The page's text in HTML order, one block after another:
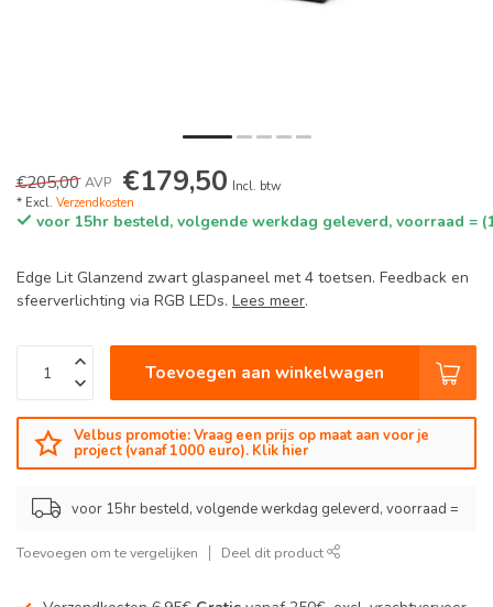
€205,00 AVP €179,50 Incl. btw
* Excl. Verzendkosten
voor 15hr besteld, volgende werkdag geleverd, voorraad =
Edge Lit Glanzend zwart glaspaneel met 4 toetsen. Feedback en
sfeerverlichting via RGB LEDs. Lees meer.
Toevoegen aan winkelwagen
Velbus promotie: Vraag een prijs op maat aan voor je
project (vanaf 1000 euro). Klik hier
voor 15hr besteld, volgende werkdag geleverd, voorraad =
Toevoegen om te vergelijken Deel dit product